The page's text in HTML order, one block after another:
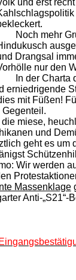
Noch mehr
Drangsal
nur den
In der
erniedrigende
mit Füßen!
miese,
und
geht es
Wir werden
Massenklage
Anti-